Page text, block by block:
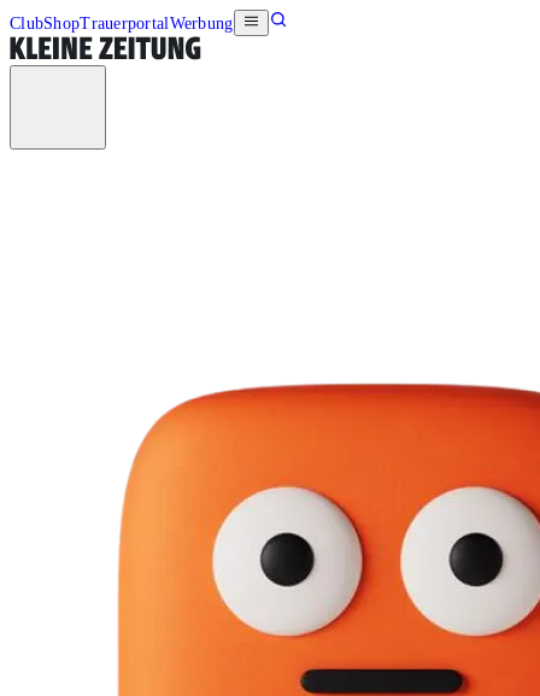
ClubShopTrauerportalWerbung